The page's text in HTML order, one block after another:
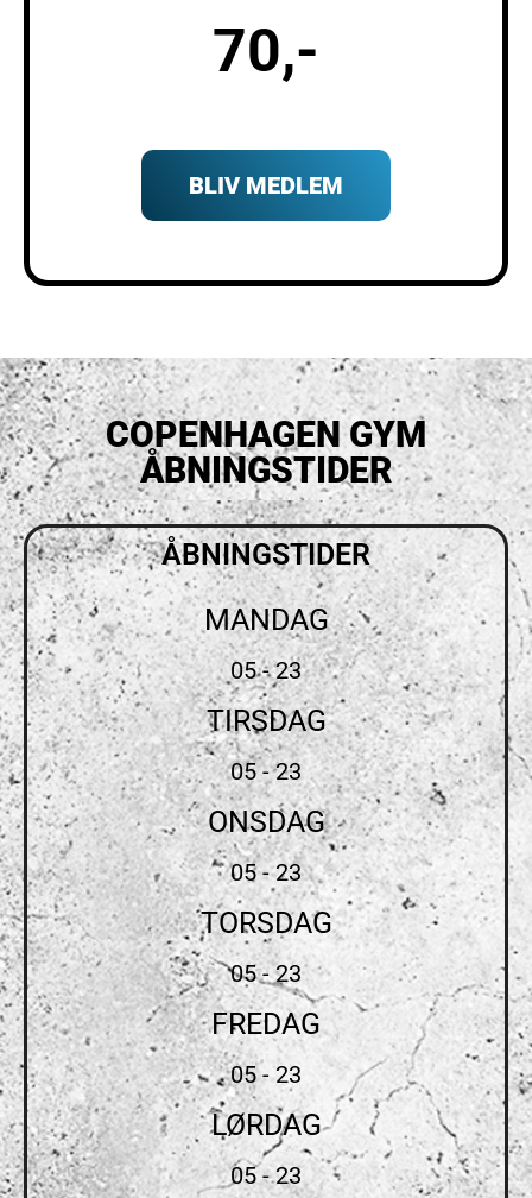
70,-
BLIV MEDLEM
COPENHAGEN GYM
ÅBNINGSTIDER
ÅBNINGSTIDER
MANDAG
05 - 23
TIRSDAG
05 - 23
ONSDAG
05 - 23
TORSDAG
05 - 23
FREDAG
05 - 23
LØRDAG
05 - 23